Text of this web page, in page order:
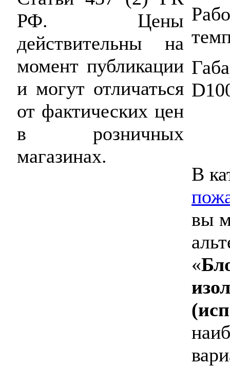
РФ. Цены
действительны на
момент публикации
и могут отличаться
от фактических цен
в розничных
магазинах.
В
вы
«